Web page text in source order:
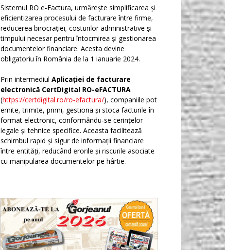
Sistemul RO e-Factura, urmărește simplificarea și
eficientizarea procesului de facturare între firme,
reducerea birocrației, costurilor administrative și
timpului necesar pentru întocmirea și gestionarea
documentelor financiare. Acesta devine
obligatoriu în România de la 1 ianuarie 2024.
Prin intermediul Aplicației de facturare
electronică CertDigital RO-eFACTURA
(https://certdigital.ro/ro-efactura/), companiile pot
emite, trimite, primi, gestiona și stoca facturile în
format electronic, conformându-se cerințelor
legale și tehnice specifice. Aceasta facilitează
schimbul rapid și sigur de informații financiare
între entități, reducând erorile și riscurile asociate
cu manipularea documentelor pe hârtie.